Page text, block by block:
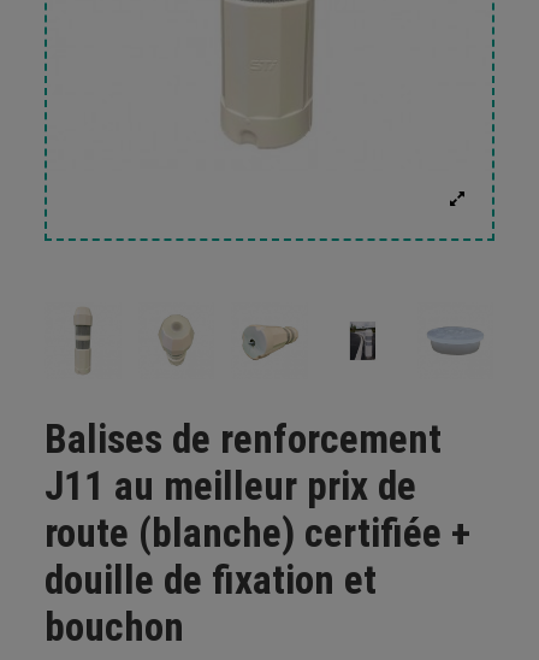
Balises de renforcement
J11 au meilleur prix de
route (blanche) certifiée +
douille de fixation et
bouchon